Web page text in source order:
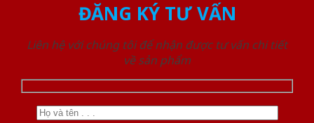
ĐĂNG KÝ TƯ VẤN
Liên hệ với chúng tôi để nhận được tư vấn chi tiết
về sản phẩm